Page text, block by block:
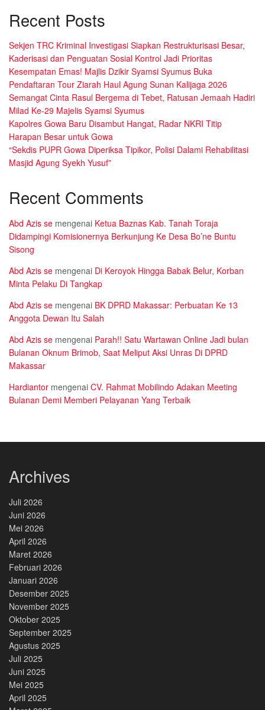
Recent Posts
Sekjen TRC Kriminal Investigasi Siapkan Restrukturisasi Besar,
Kaderisasi dan Penguatan Sosial Kontrol Jadi Prioritas
Kesempatan Emas! Majlis Dzikir Syamsi Syumus Buka
Pendaftaran Tour Ziarah Haul Agung Sunan Kalijaga 2026
Semangat Cinta Rasul Bergema di Tebet, Ratusan Jemaah Hadiri
Milad Ke-29 Majelis Syamsi Syumus
Kapolres Gowa Baru Disambut Hangat, Radar NKRI Titip
Harapan Besar untuk Gowa
“Sekdis PUPR Gowa Diperiksa Tipikor, Polisi Dalami Rehabilitasi
Masjid Agung Syekh Yusuf”
Recent Comments
Abd Azis se mengenai Ketua Baznas Kab. Tanah Toraja
Didampingi Komisionernya Berkunjung Ke Desa Bo’ne Buntu
Sisong
Abd Azis se mengenai Di Keroyok Hingga Babak Belur, Korban
Minta Pelaku Di Tangkap
Abd Azis se mengenai BK DPRD Makassar: Perbuatan Ke 13
Anggota Dewan Itu Salah
Abd Azis se mengenai Parah!! Satu Wartawan Online Jadi bulan
Bulanan Oknum Brimob, Saat Meliput Aksi Unras Di DPRD
Makassar
Hardiantor mengenai CV. Rahmat Mobilindo Adakan Meeting
Bulanan Demi Memberi Pelayanan Yang Terbaik
Archives
Juli 2026
Juni 2026
Mei 2026
April 2026
Maret 2026
Februari 2026
Januari 2026
Desember 2025
November 2025
Oktober 2025
September 2025
Agustus 2025
Juli 2025
Juni 2025
Mei 2025
April 2025